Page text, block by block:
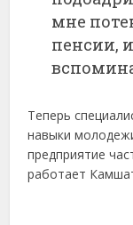
мне
пенсии,
Теперь
навыки
предприятие
работает